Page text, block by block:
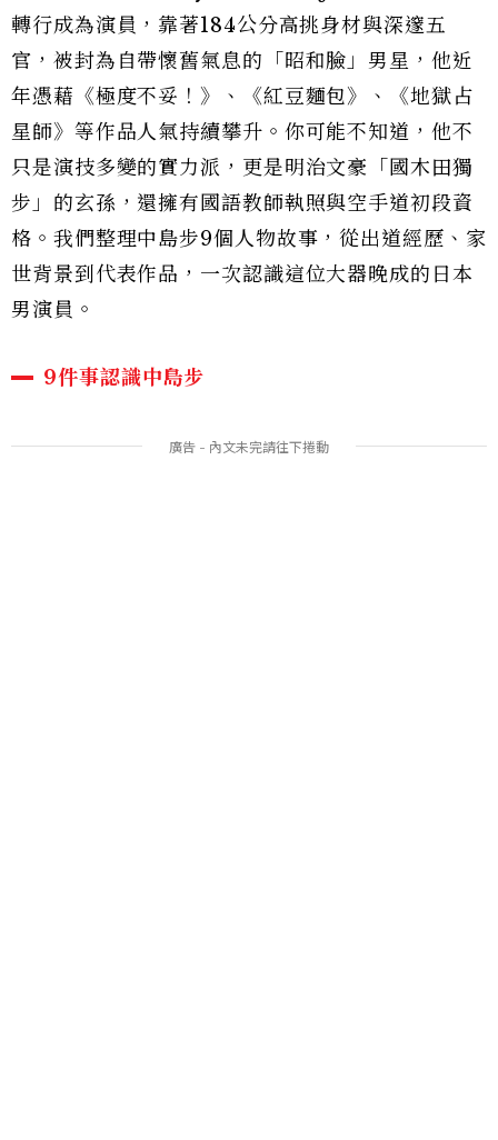
轉行成為演員，靠著184公分高挑身材與深邃五
官，被封為自帶懷舊氣息的「昭和臉」男星，他近
年憑藉《極度不妥！》、《紅豆麵包》、《地獄占
星師》等作品人氣持續攀升。你可能不知道，他不
只是演技多變的實力派，更是明治文豪「國木田獨
步」的玄孫，還擁有國語教師執照與空手道初段資
格。我們整理中島步9個人物故事，從出道經歷、家
世背景到代表作品，一次認識這位大器晚成的日本
男演員。
9件事認識中島步